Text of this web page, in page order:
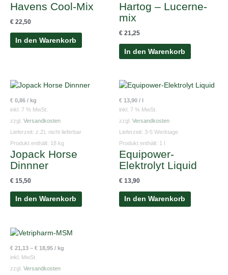
Havens Cool-Mix
€ 22,50
In den Warenkorb
Hartog – Lucerne-
mix
€ 21,25
In den Warenkorb
€ 0,86 / kg
inkl. 7 % MwSt.
zzgl. Versandkosten
Lieferzeit: z.Zt. nicht lieferbar
Produkt enthält: 18 kg
Jopack Horse
Dinnner
€ 15,50
In den Warenkorb
€ 13,90 /
inkl. 7 % MwSt.
zzgl. Versandkosten
Lieferzeit: 3-5 Werktage
Produkt enthält: 1
Equipower-
Elektrolyt Liquid
€ 13,90
In den Warenkorb
€ 21,13 – € 18,95 / kg
inkl. MwSt.
zzgl. Versandkosten